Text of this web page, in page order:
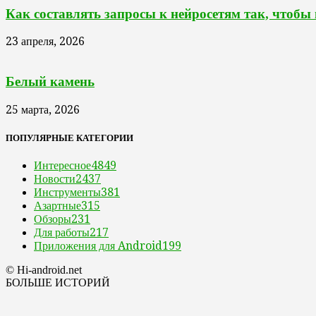
Как составлять запросы к нейросетям так,
23 апреля, 2026
Белый камень
25 марта, 2026
ПОПУЛЯРНЫЕ КАТЕГОРИИ
Интересное4849
Новости2437
Инструменты381
Азартные315
Обзоры231
Для работы217
Приложения для Android199
© Hi-android.net
БОЛЬШЕ ИСТОРИЙ